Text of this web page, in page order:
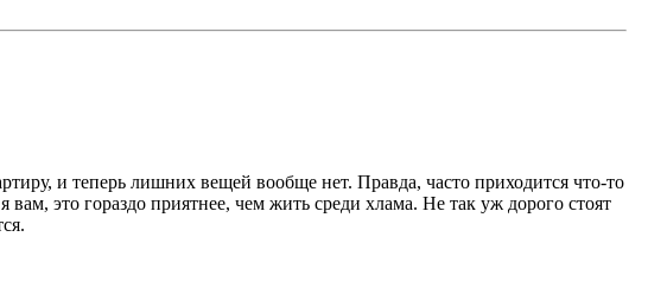
и теперь лишних вещей вообще нет. Правда, часто приходится что-то
это гораздо приятнее, чем жить среди хлама. Не так уж дорого стоят